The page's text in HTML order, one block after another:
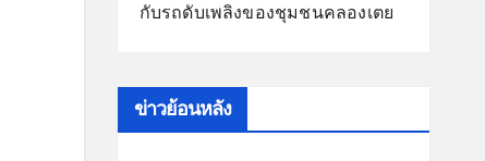
กับรถดับเพลิงของชุมชนคลองเตย
ข่าวย้อนหลัง